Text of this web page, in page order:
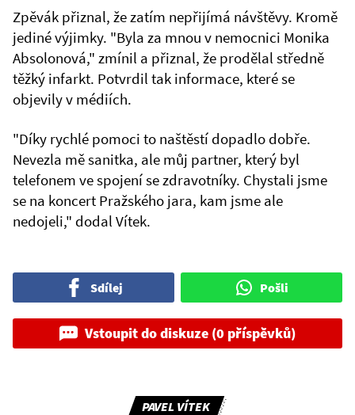
Zpěvák přiznal, že zatím nepřijímá návštěvy. Kromě
jediné výjimky. "Byla za mnou v nemocnici Monika
Absolonová," zmínil a přiznal, že prodělal středně
těžký infarkt. Potvrdil tak informace, které se
objevily v médiích.
"Díky rychlé pomoci to naštěstí dopadlo dobře.
Nevezla mě sanitka, ale můj partner, který byl
telefonem ve spojení se zdravotníky. Chystali jsme
se na koncert Pražského jara, kam jsme ale
nedojeli," dodal Vítek.
Sdílej Pošli
Vstoupit do diskuze (0 příspěvků)
PAVEL VÍTEK